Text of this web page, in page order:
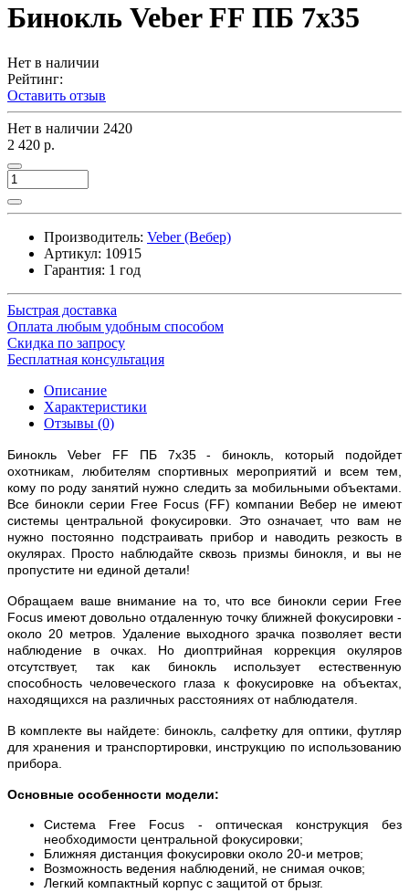
Бинокль Veber FF ПБ 7x35
Нет в наличии
Рейтинг:
Оставить отзыв
Нет в наличии 2420
2 420 р.
Производитель: Veber (Вебер)
Артикул: 10915
Гарантия: 1 год
Быстрая доставка
Оплата любым удобным способом
Скидка по запросу
Бесплатная консультация
Описание
Характеристики
Отзывы (0)
Бинокль Veber FF ПБ 7x35 - бинокль, который подойдет
охотникам, любителям спортивных мероприятий и всем тем,
кому по роду занятий нужно следить за мобильными объектами.
Все бинокли серии Free Focus (FF) компании Вебер не имеют
системы центральной фокусировки. Это означает, что вам не
нужно постоянно подстраивать прибор и наводить резкость в
окулярах. Просто наблюдайте сквозь призмы бинокля, и вы не
пропустите ни единой детали!
Обращаем ваше внимание на то, что все бинокли серии Free
Focus имеют довольно отдаленную точку ближней фокусировки -
около 20 метров. Удаление выходного зрачка позволяет вести
наблюдение в очках. Но диоптрийная коррекция окуляров
отсутствует, так как бинокль использует естественную
способность человеческого глаза к фокусировке на объектах,
находящихся на различных расстояниях от наблюдателя.
В комплекте вы найдете: бинокль, салфетку для оптики, футляр
для хранения и транспортировки, инструкцию по использованию
прибора.
Основные особенности модели:
Система Free Focus - оптическая конструкция без
необходимости центральной фокусировки;
Ближняя дистанция фокусировки около 20-и метров;
Возможность ведения наблюдений, не снимая очков;
Легкий компактный корпус с защитой от брызг.